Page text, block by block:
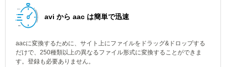
avi から aac は簡単で迅速
aacに変換するために、サイト上にファイルをドラッグ&ドロップする
だけで、250種類以上の異なるファイル形式に変換することができま
す。登録も必要ありません。